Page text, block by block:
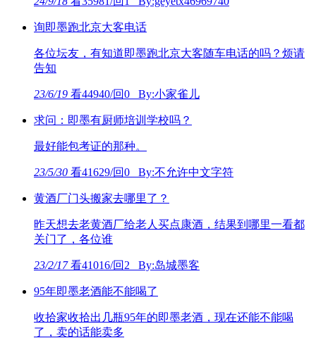
询即墨跑北京大客电话
各位坛友，有知道即墨跑北京大客随车电话的吗？烦请
告知
23/6/19 看44940/回0 By:小家雀儿
求问：即墨有厨师培训学校吗？
最好能包考证的那种。
23/5/30 看41629/回0 By:不允许中文字符
黄酒厂门头搬家去哪里了？
昨天想去老黄酒厂给老人买点康酒，结果到哪里一看都
关门了，各位谁
23/2/17看41016/回2 By:岛城墨客
95年即墨老酒能不能喝了
收拾家收拾出几瓶95年的即墨老酒，现在还能不能喝
了，卖的话能卖多